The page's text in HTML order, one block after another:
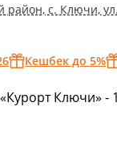
район, с. Ключи,
Кешбек до 5%